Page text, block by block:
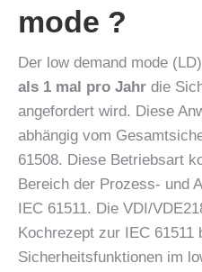
mode ?
Der low demand mode
als 1 mal pro Jahr die
angefordert wird. Diese
abhängig vom
61508. Diese Betriebsart
Bereich der Prozess- und
IEC 61511. Die VDI/
Kochrezept zur IEC 61511
Sicherheitsfunktionen im